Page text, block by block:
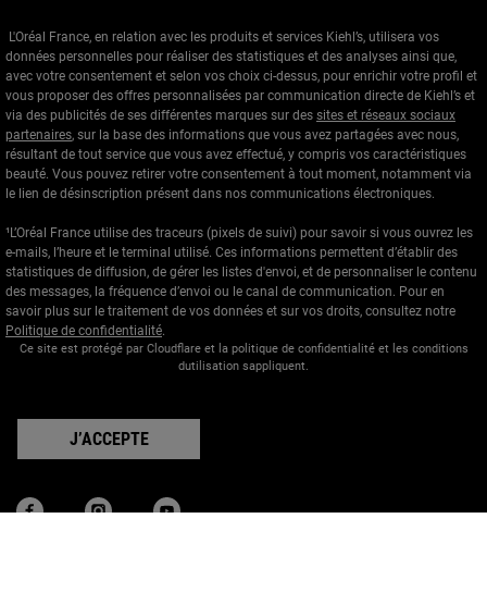
L'Oréal France, en relation avec les produits et services Kiehl’s, utilisera vos
données personnelles pour réaliser des statistiques et des analyses ainsi que,
avec votre consentement et selon vos choix ci-dessus, pour enrichir votre profil et
vous proposer des offres personnalisées par communication directe de Kiehl’s et
via des publicités de ses différentes marques sur des sites et réseaux sociaux
partenaires, sur la base des informations que vous avez partagées avec nous,
résultant de tout service que vous avez effectué, y compris vos caractéristiques
beauté. Vous pouvez retirer votre consentement à tout moment, notamment via
le lien de désinscription présent dans nos communications électroniques.
¹L’Oréal France utilise des traceurs (pixels de suivi) pour savoir si vous ouvrez les
e-mails, l’heure et le terminal utilisé. Ces informations permettent d’établir des
statistiques de diffusion, de gérer les listes d'envoi, et de personnaliser le contenu
des messages, la fréquence d’envoi ou le canal de communication. Pour en
savoir plus sur le traitement de vos données et sur vos droits, consultez notre
Politique de confidentialité.
Ce site est protégé par Cloudflare et la politique de confidentialité et les conditions
dutilisation sappliquent.
J’ACCEPTE